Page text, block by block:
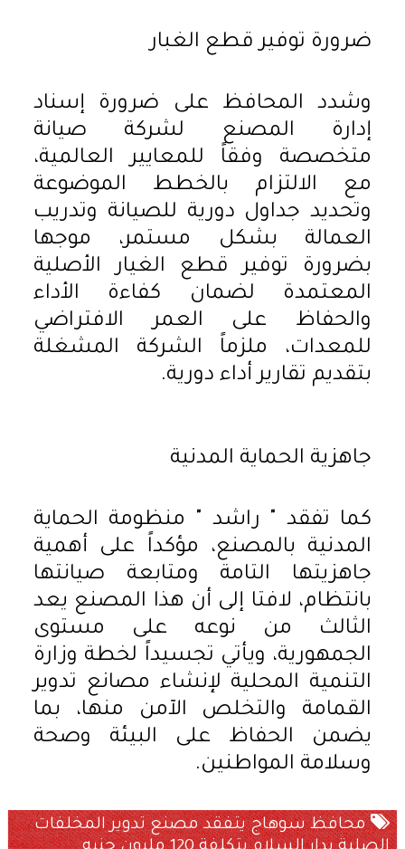
ضرورة توفير قطع الغبار
وشدد المحافظ على ضرورة إسناد
إدارة المصنع لشركة صيانة
متخصصة وفقاً للمعايير العالمية،
مع الالتزام بالخطط الموضوعة
وتحديد جداول دورية للصيانة وتدريب
العمالة بشكل مستمر، موجها
بضرورة توفير قطع الغيار الأصلية
المعتمدة لضمان كفاءة الأداء
والحفاظ على العمر الافتراضي
للمعدات، ملزماً الشركة المشغلة
بتقديم تقارير أداء دورية.
جاهزية الحماية المدنية
كما تفقد " راشد " منظومة الحماية
المدنية بالمصنع، مؤكداً على أهمية
جاهزيتها التامة ومتابعة صيانتها
بانتظام، لافتا إلى أن هذا المصنع يعد
الثالث من نوعه على مستوى
الجمهورية، ويأتي تجسيداً لخطة وزارة
التنمية المحلية لإنشاء مصانع تدوير
القمامة والتخلص الآمن منها، بما
يضمن الحفاظ على البيئة وصحة
وسلامة المواطنين.
محافظ سوهاج يتفقد مصنع تدوير المخلفات